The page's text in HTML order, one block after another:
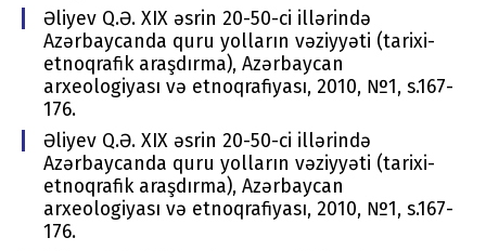
Əliyev Q.Ə. XIX əsrin 20-50-ci illərində
Azərbaycanda quru yolların vəziyyəti (tarixi-
etnoqrafik araşdırma), Azərbaycan
arxeologiyası və etnoqrafiyası, 2010, №1, s.167-
176.
Əliyev Q.Ə. XIX əsrin 20-50-ci illərində
Azərbaycanda quru yolların vəziyyəti (tarixi-
etnoqrafik araşdırma), Azərbaycan
arxeologiyası və etnoqrafiyası, 2010, №1, s.167-
176.